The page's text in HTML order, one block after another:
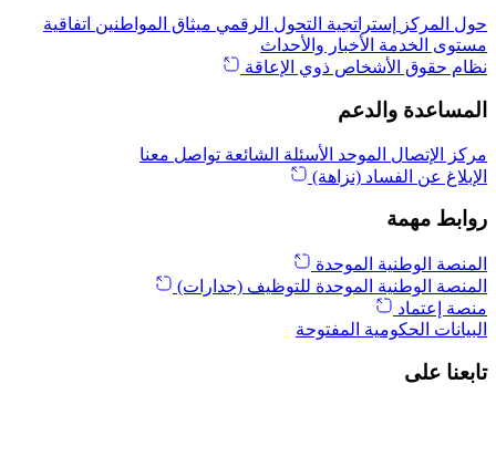
حول المركز إستراتجية التحول الرقمي ميثاق المواطنين اتفاقية
مستوى الخدمة الأخبار والأحداث
نظام حقوق الأشخاص ذوي الإعاقة
المساعدة والدعم
مركز الإتصال الموحد الأسئلة الشائعة تواصل معنا
الإبلاغ عن الفساد (نزاهة)
روابط مهمة
المنصة الوطنية الموحدة
المنصة الوطنية الموحدة للتوظيف (جدارات)
منصة إعتماد
البيانات الحكومية المفتوحة
تابعنا على